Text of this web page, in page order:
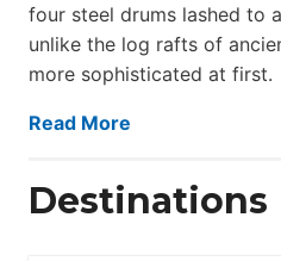
four steel drums lashed to
unlike the log rafts of
more sophisticated at first.
Read More
Destinations